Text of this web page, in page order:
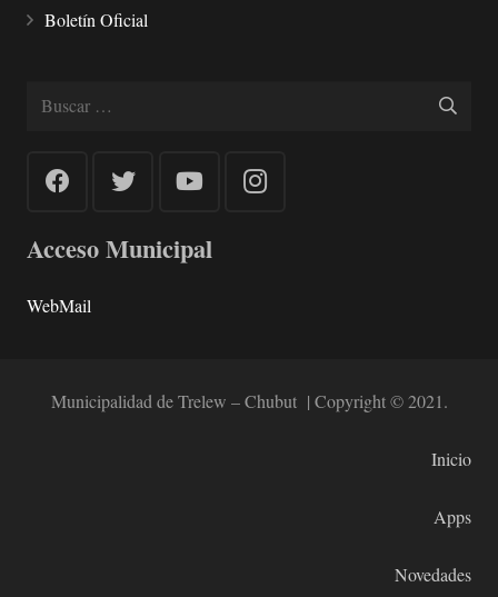
Boletín Oficial
Buscar:
Acceso Municipal
WebMail
Municipalidad de Trelew – Chubut | Copyright © 2021.
Inicio
Apps
Novedades